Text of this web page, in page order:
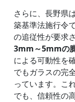
さらに、長野県
築基準法施行令
の追従性が要求
3mm～5mmの
による可動性を
でもガラスの完
っています。こ
でも、信頼性の